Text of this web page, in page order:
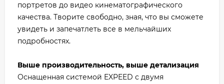
портретов до видео кинематографического
качества. Творите свободно, зная, что вы сможете
увидеть и запечатлеть все в мельчайших
подробностях.
Выше производительность, выше детализация
Оснащенная системой EXPEED с двумя